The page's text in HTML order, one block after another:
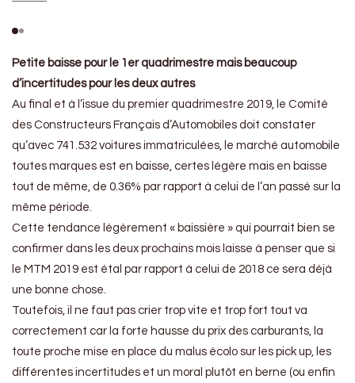
Petite baisse pour le 1er quadrimestre mais beaucoup
d’incertitudes pour les deux autres
Au final et à l’issue du premier quadrimestre 2019, le Comité
des Constructeurs Français d’Automobiles doit constater
qu’avec 741.532 voitures immatriculées, le marché automobile
toutes marques est en baisse, certes légère mais en baisse
tout de même, de 0.36% par rapport à celui de l’an passé sur la
même période.
Cette tendance légèrement « baissière » qui pourrait bien se
confirmer dans les deux prochains mois laisse à penser que si
le MTM 2019 est étal par rapport à celui de 2018 ce sera déjà
une bonne chose.
Toutefois, il ne faut pas crier trop vite et trop fort tout va
correctement car la forte hausse du prix des carburants, la
toute proche mise en place du malus écolo sur les pick up, les
différentes incertitudes et un moral plutôt en berne (ou enfin